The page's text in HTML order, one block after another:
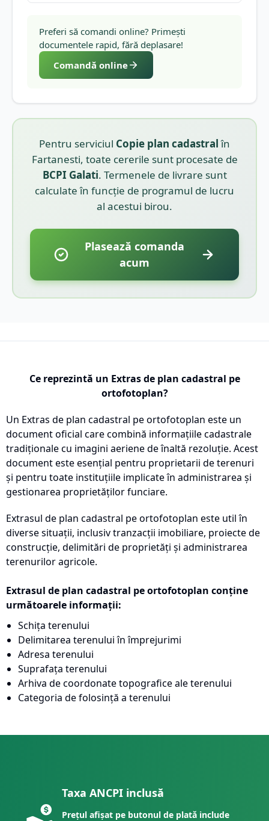
Preferi să comandi online? Primești
documentele rapid, fără deplasare!
Comandă online
Pentru serviciul Copie plan cadastralîn
Fartanesti, toate cererile sunt procesate de
BCPI Galati. Termenele de livrare sunt
calculate în funcție de programul de lucru
al acestui birou.
Plasează comanda
acum
Ce reprezintă un Extras de plan cadastral pe
ortofotoplan?
Un Extras de plan cadastral pe ortofotoplan este un
document oficial care combină informațiile cadastrale
tradiționale cu imagini aeriene de înaltă rezoluție. Acest
document este esențial pentru proprietarii de terenuri
și pentru toate instituțiile implicate în administrarea și
gestionarea proprietăților funciare.
Extrasul de plan cadastral pe ortofotoplan este util în
diverse situații, inclusiv tranzacții imobiliare, proiecte de
construcție, delimitări de proprietăți și administrarea
terenurilor agricole.
Extrasul de plan cadastral pe ortofotoplan conține
următoarele informații:
Schița terenului
Delimitarea terenului în împrejurimi
Adresa terenului
Suprafața terenului
Arhiva de coordonate topografice ale terenului
Categoria de folosință a terenului
Taxa ANCPI inclusă
Prețul afișat pe butonul de plată include